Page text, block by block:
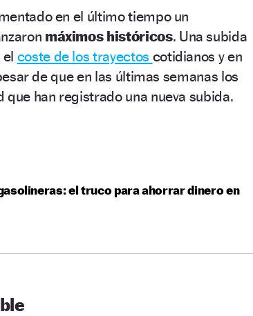
en el último tiempo un
máximos históricos. Una subida
coste de los trayectos cotidianos y en
de que en las últimas semanas los
han registrado una nueva subida.
el truco para ahorrar dinero en